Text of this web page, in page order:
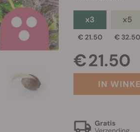
x3
€ 21.50
x5
€ 32.50
€ 21.50
IN
Gratis